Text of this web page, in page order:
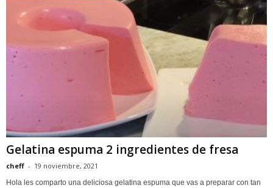
Gelatina espuma 2 ingredientes de fresa
cheff - 19 noviembre, 2021
Hola les comparto una deliciosa gelatina espuma que vas a preparar con tan